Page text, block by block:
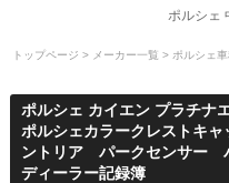
トップページ > メーカー一覧 > ポルシェ
ポルシェ カイエン プラチナ
ポルシェカラークレストキ
ントリア パークセンサー
ディーラー記録簿